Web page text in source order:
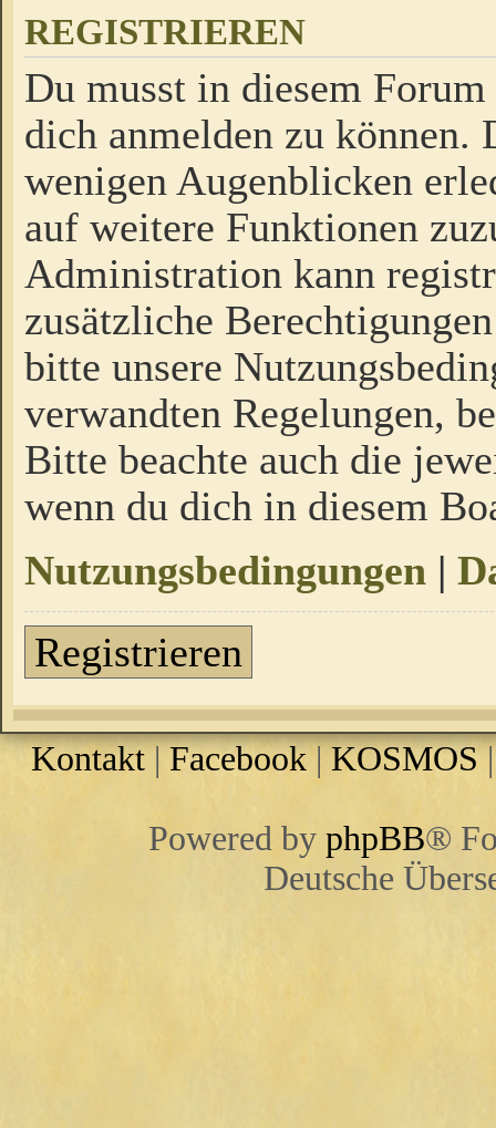
REGISTRIEREN
Du musst in diesem
dich anmelden zu
wenigen Augenblicken
auf weitere Funktionen
Administration kann
zusätzliche
bitte unsere
verwandten Regelungen,
Bitte beachte auch die
wenn du dich in diesem
Nutzungsbedingungen |
Registrieren
Kontakt | Facebook |KOSMOS
Powered by phpBB®
Deutsche